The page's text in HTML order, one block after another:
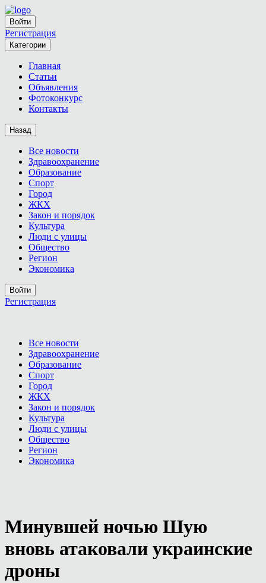
Войти
Регистрация
Категории
Главная
Статьи
Объявления
Фотоконкурс
Контакты
Назад
Все новости
Здравоохранение
Образование
Спорт
Город
ЖКХ
Закон и порядок
Культура
Люди с улицы
Общество
Регион
Экономика
Войти
Регистрация
Все новости
Здравоохранение
Образование
Спорт
Город
ЖКХ
Закон и порядок
Культура
Люди с улицы
Общество
Регион
Экономика
Минувшей ночью Шую
вновь атаковали украинские
дроны